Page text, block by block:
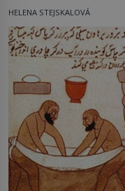
HELENA STEJSKALOVÁ